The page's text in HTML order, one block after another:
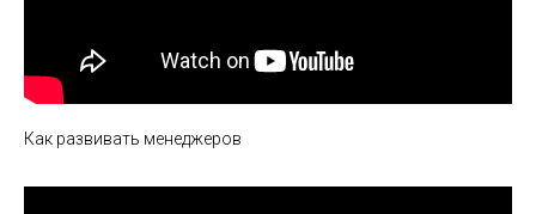
Как развивать менеджеров